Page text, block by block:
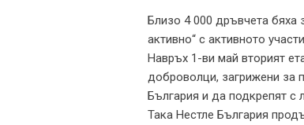
Близо 4 000 дръвчета бяха
активно“ с активното
Навръх 1-ви май вторият
доброволци, загрижени за
България и да подкрепят с
Така Нестле България